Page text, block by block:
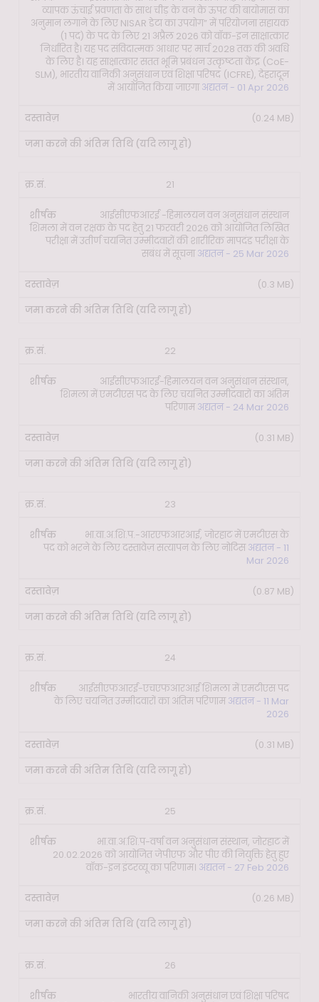
व्यापक ऊंचाई प्रवणता के साथ चीड़ के वन के ऊपर की बायोमास का
अनुमान लगाने के लिए NISAR डेटा का उपयोग” में परियोजना सहायक
(1 पद) के पद के लिए 21 अप्रैल 2026 को वॉक-इन साक्षात्कार
निर्धारित है। यह पद संविदात्मक आधार पर मार्च 2028 तक की अवधि
के लिए है। यह साक्षात्कार सतत भूमि प्रबंधन उत्कृष्टता केंद्र (CoE-
SLM), भारतीय वानिकी अनुसंधान एवं शिक्षा परिषद (ICFRE), देहरादून
में आयोजित किया जाएगाअद्यतन - 01 Apr 2026
(0.24 MB)
21
आईसीएफआरई -हिमालयन वन अनुसंधान संस्थान
शिमला में वन रक्षक के पद हेतु 21 फरवरी 2026 को आयोजित लिखित
परीक्षा में उतीर्ण चयनित उम्मीदवारों की शारीरिक मापदंड परीक्षा के
सबंध में सूचनाअद्यतन - 25 Mar 2026
(0.3 MB)
22
आईसीएफआरई-हिमालयन वन अनुसंधान संस्थान,
शिमला में एमटीएस पद के लिए चयनित उम्मीदवारों का अंतिम
परिणामअद्यतन - 24 Mar 2026
(0.31 MB)
23
भा.वा.अ.शि.प.-आरएफआरआई, जोरहाट में एमटीएस के
पद को भरने के लिए दस्तावेज़ सत्यापन के लिए नोटिसअद्यतन - 11
Mar 2026
(0.87 MB)
24
आईसीएफआरई-एचएफआरआई शिमला में एमटीएस पद
के लिए चयनित उम्मीदवारों का अंतिम परिणामअद्यतन - 11 Mar
2026
(0.31 MB)
25
भा.वा.अ.शि.प-वर्षा वन अनुसंधान संस्थान, जोरहाट में
20.02.2026 को आयोजित जेपीएफ और पीए की नियुक्ति हेतु हुए
वॉक-इन इंटरव्यू का परिणाम। अद्यतन - 27 Feb 2026
(0.26 MB)
26
भारतीय वानिकी अनुसंधान एवं शिक्षा परिषद